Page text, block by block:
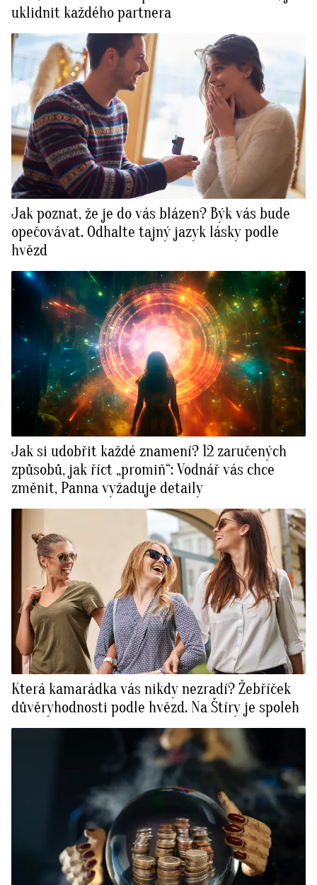
uklidnit každého partnera
Jak poznat, že je do vás blázen? Býk vás bude
opečovávat. Odhalte tajný jazyk lásky podle
hvězd
Jak si udobřit každé znamení? 12 zaručených
způsobů, jak říct „promiň“: Vodnář vás chce
změnit, Panna vyžaduje detaily
Která kamarádka vás nikdy nezradí? Žebříček
důvěryhodnosti podle hvězd. Na Štíry je spoleh